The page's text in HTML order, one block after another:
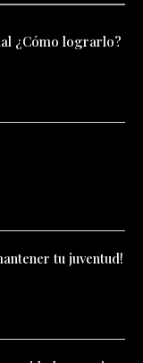
¿Cómo lograrlo?
tu juventud!